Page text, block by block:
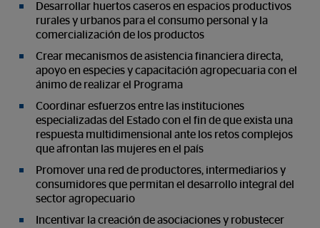
Desarrollar huertos caseros en espacios productivos
rurales y urbanos para el consumo personal y la
comercialización de los productos
Crear mecanismos de asistencia financiera directa,
apoyo en especies y capacitación agropecuaria con el
ánimo de realizar el Programa
Coordinar esfuerzos entre las instituciones
especializadas del Estado con el fin de que exista una
respuesta multidimensional ante los retos complejos
que afrontan las mujeres en el país
Promover una red de productores, intermediarios y
consumidores que permitan el desarrollo integral del
sector agropecuario
Incentivar la creación de asociaciones y robustecer